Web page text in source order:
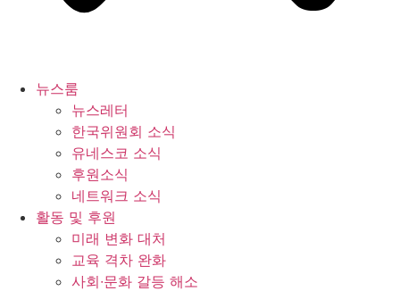
뉴스룸
뉴스레터
한국위원회 소식
유네스코 소식
후원소식
네트워크 소식
활동 및 후원
미래 변화 대처
교육 격차 완화
사회∙문화 갈등 해소